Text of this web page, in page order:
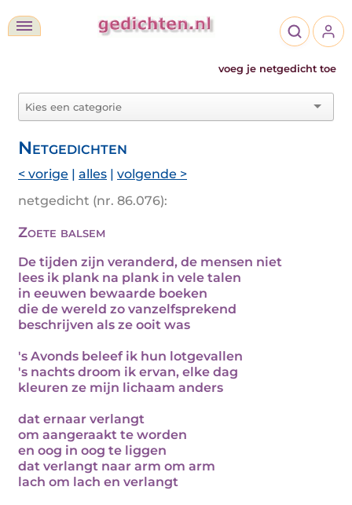
voeg je netgedicht toe
Netgedichten
< vorige | alles | volgende >
netgedicht (nr. 86.076):
Zoete balsem
De tijden zijn veranderd, de mensen niet
lees ik plank na plank in vele talen
in eeuwen bewaarde boeken
die de wereld zo vanzelfsprekend
beschrijven als ze ooit was
's Avonds beleef ik hun lotgevallen
's nachts droom ik ervan, elke dag
kleuren ze mijn lichaam anders
dat ernaar verlangt
om aangeraakt te worden
en oog in oog te liggen
dat verlangt naar arm om arm
lach om lach en verlangt